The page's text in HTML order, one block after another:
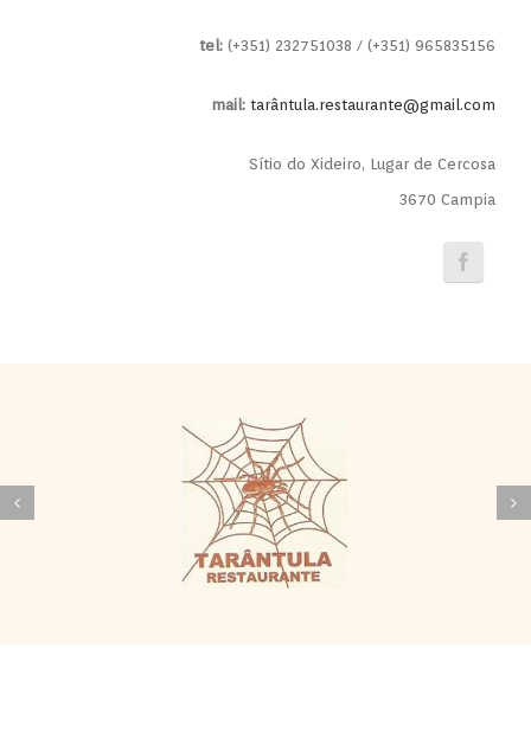
tel: (+351) 232751038 / (+351) 965835156
mail: tarântula.restaurante@gmail.com
Sítio do Xideiro, Lugar de Cercosa
3670 Campia